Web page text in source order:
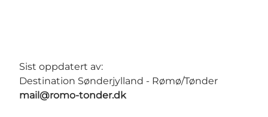
Sist oppdatert av:
Destination Sønderjylland - Rømø/Tønder
mail@romo-tonder.dk